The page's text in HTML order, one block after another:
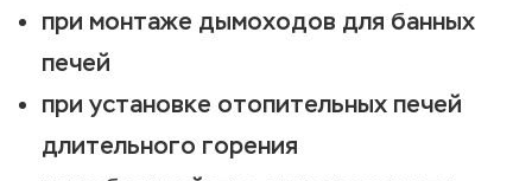
при монтаже дымоходов для банных
печей
при установке отопительных печей
длительного горения